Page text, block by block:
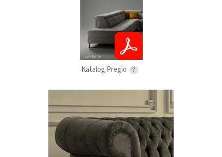
Katalog Pregio ?